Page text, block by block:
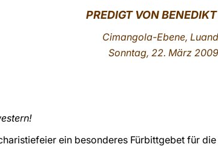
PREDIGT VON
Cimangola-Ebene,
Sonntag, 22. März 2009
ein besonderes Fürbittgebet für